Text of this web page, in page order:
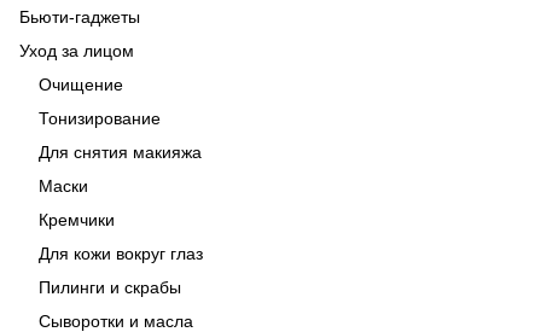
Бьюти-гаджеты
Уход за лицом
Очищение
Тонизирование
Для снятия макияжа
Маски
Кремчики
Для кожи вокруг глаз
Пилинги и скрабы
Сыворотки и масла